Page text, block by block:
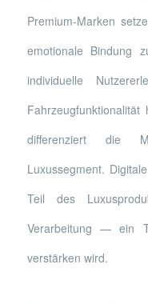
Premium-Marken
emotionale Bindung
individuelle
differenziert die
Luxussegment.
Teil des
Verarbeitung — ein
verstärken wird.